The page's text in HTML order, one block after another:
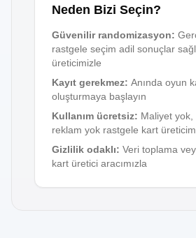
Neden Bizi Seçin?
Güvenilir randomizasyon:
rastgele seçim adil sonuçlar
üreticimizle
Kayıt gerekmez: Anında oyun
oluşturmaya başlayın
Kullanım ücretsiz: Maliyet yok,
reklam yok rastgele kart
Gizlilik odaklı: Veri toplama
kart üretici aracımızla